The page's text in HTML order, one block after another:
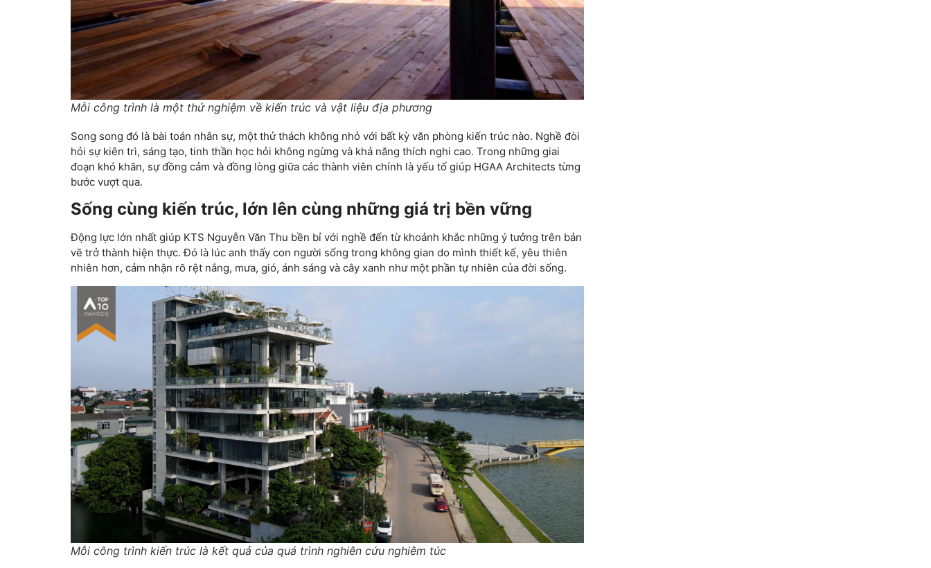
Mỗi công trình là một thử nghiệm về kiến trúc và vật liệu địa phương
Song song đó là bài toán nhân sự, một thử thách không nhỏ với bất kỳ văn phòng kiến trúc nào. Nghề đòi
hỏi sự kiên trì, sáng tạo, tinh thần học hỏi không ngừng và khả năng thích nghi cao. Trong những giai
đoạn khó khăn, sự đồng cảm và đồng lòng giữa các thành viên chính là yếu tố giúp HGAA Architects từng
bước vượt qua.
Sống cùng kiến trúc, lớn lên cùng những giá trị bền vững
Động lực lớn nhất giúp KTS Nguyễn Văn Thu bền bỉ với nghề đến từ khoảnh khắc những ý tưởng trên bản
vẽ trở thành hiện thực. Đó là lúc anh thấy con người sống trong không gian do mình thiết kế, yêu thiên
nhiên hơn, cảm nhận rõ rệt nắng, mưa, gió, ánh sáng và cây xanh như một phần tự nhiên của đời sống.
Mỗi công trình kiến trúc là kết quả của quá trình nghiên cứu nghiêm túc